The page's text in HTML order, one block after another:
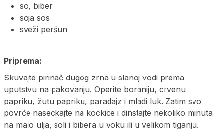
so, biber
soja sos
sveži peršun
Priprema:
Skuvajte pirinač dugog zrna u slanoj vodi prema
uputstvu na pakovanju. Operite boraniju, crvenu
papriku, žutu papriku, paradajz i mladi luk. Zatim svo
povrće naseckajte na kockice i dinstajte nekoliko minuta
na malo ulja, soli i bibera u voku ili u velikom tiganju.